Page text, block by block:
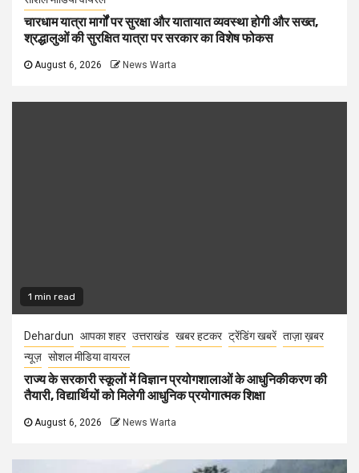
चारधाम यात्रा मार्गों पर सुरक्षा और यातायात व्यवस्था होगी और सख्त,
श्रद्धालुओं की सुरक्षित यात्रा पर सरकार का विशेष फोकस
August 6, 2026 News Warta
1 min read
Dehardun आपका शहर उत्तराखंड खबर हटकर ट्रेंडिंग खबरें ताज़ा ख़बर
न्यूज़ सोशल मीडिया वायरल
राज्य के सरकारी स्कूलों में विज्ञान प्रयोगशालाओं के आधुनिकीकरण की
तैयारी, विद्यार्थियों को मिलेगी आधुनिक प्रयोगात्मक शिक्षा
August 6, 2026 News Warta